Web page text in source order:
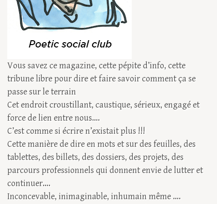
Vous savez ce magazine, cette pépite d’info, cette
tribune libre pour dire et faire savoir comment ça se
passe sur le terrain
Cet endroit croustillant, caustique, sérieux, engagé et
force de lien entre nous….
C’est comme si écrire n’existait plus !!!
Cette manière de dire en mots et sur des feuilles, des
tablettes, des billets, des dossiers, des projets, des
parcours professionnels qui donnent envie de lutter et
continuer….
Inconcevable, inimaginable, inhumain même ….